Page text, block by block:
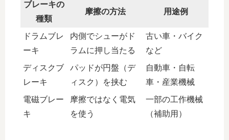
ブレーキの
種類
摩擦の方法 用途例
ドラムブレ
ーキ
内側でシューがド
ラムに押し当たる
古い車・バイク
など
ディスクブ
レーキ
パッドが円盤（デ
ィスク）を挟む
自動車・自転
車・産業機械
電磁ブレー
キ
摩擦ではなく電気
を使う
一部の工作機械
（補助用）